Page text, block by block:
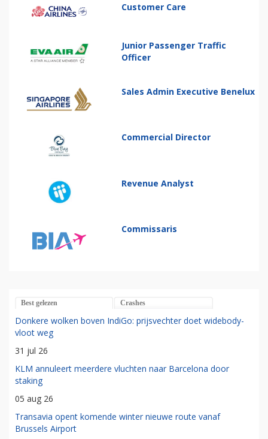
Customer Care
Junior Passenger Traffic
Officer
Sales Admin Executive Benelux
Commercial Director
Revenue Analyst
Commissaris
Best gelezen Crashes
Donkere wolken boven IndiGo: prijsvechter doet widebody-
vloot weg
31 jul 26
KLM annuleert meerdere vluchten naar Barcelona door
staking
05 aug 26
Transavia opent komende winter nieuwe route vanaf
Brussels Airport